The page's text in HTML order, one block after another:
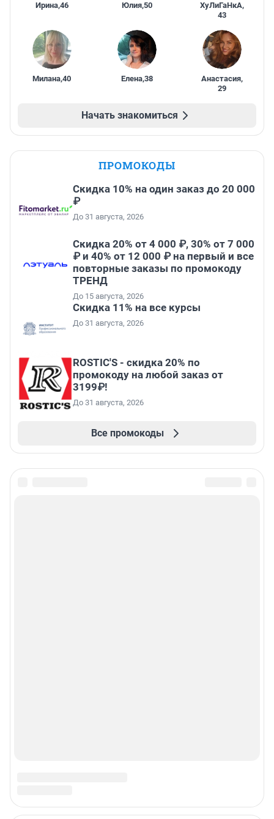
Ирина,46 Юлия,50 ХуЛиГаНкА,
43
Милана,40 Елена,38 Анастасия,
29
Начать знакомиться
ПРОМОКОДЫ
Скидка 10% на один заказ до 20 000
₽
До 31 августа, 2026
Скидка 20% от 4 000 ₽, 30% от 7 000
₽ и 40% от 12 000 ₽ на первый и все
повторные заказы по промокоду
ТРЕНД
До 15 августа, 2026
Скидка 11% на все курсы
До 31 августа, 2026
ROSTIC'S - скидка 20% по
промокоду на любой заказ от
3199₽!
До 31 августа, 2026
Все промокоды